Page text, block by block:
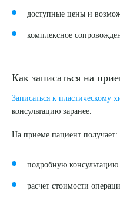
доступные цены и
комплексное
Как записаться на
Записаться к пластическому
консультацию заранее.
На приеме пациент получает:
подробную консультацию
расчет стоимости